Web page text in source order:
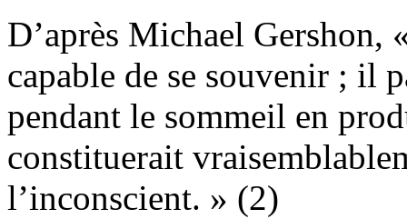
D’après Michael Gershon,
capable de se souvenir ; il
pendant le sommeil en
constituerait
l’inconscient. » (2)